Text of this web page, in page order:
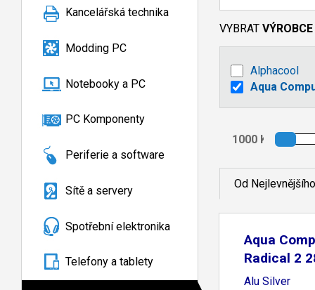
Kancelářská technika
Modding PC
Notebooky a PC
PC Komponenty
Periferie a software
Sítě a servery
Spotřební elektronika
Telefony a tablety
VYBRAT VÝROBCE
Alphacool
Aqua
Od Nejlevnějšího
Aqua
Radical 2
Alu Silver